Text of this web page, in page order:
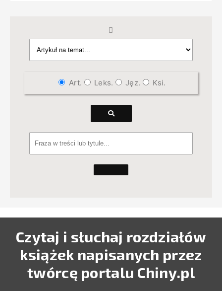
Art. Leks. Jęz. Ksi.
Czytaj i słuchaj rozdziałów
książek napisanych przez
twórcę portalu Chiny.pl